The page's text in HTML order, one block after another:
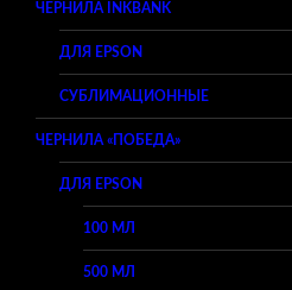
ЧЕРНИЛА INKBANK
ДЛЯ EPSON
СУБЛИМАЦИОННЫЕ
ЧЕРНИЛА «ПОБЕДА»
ДЛЯ EPSON
100 МЛ
500 МЛ